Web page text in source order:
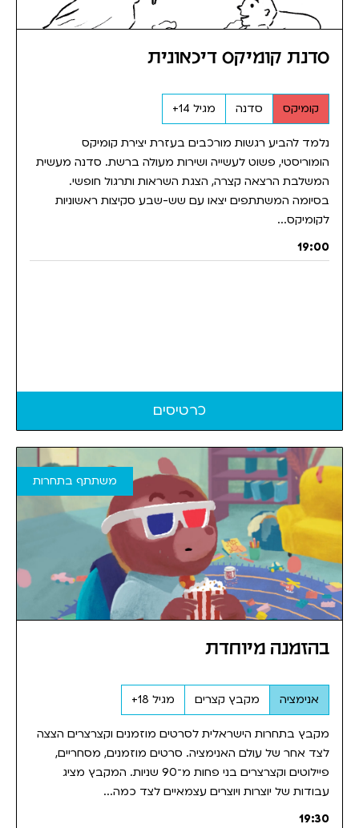
סדנת קומיקס דיכאונית
קומיקס סדנה מגיל 14+
נלמד להביע רגשות מורכבים בעזרת יצירת קומיקס
הומוריסטי, פשוט לעשייה ושירות מעולה ברשת. סדנה מעשית
המשלבת הרצאה קצרה, הצגת השראות ותרגול חופשי.
בסיומה המשתתפים יצאו עם שש-שבע סקיצות ראשוניות
לקומיקס...
19:00
כרטיסים
משתתף בתחרות
בהזמנה מיוחדת
אנימציה מקבץ קצרים מגיל 18+
מקבץ בתחרות הישראלית לסרטים מוזמנים וקצרצרים הצצה
לצד אחר של עולם האנימציה. סרטים מוזמנים, מסחריים,
פיילוטים וקצרצרים בני פחות מ־90 שניות. המקבץ מציג
עבודות של יוצרות ויוצרים עצמאיים לצד כמה...
19:30